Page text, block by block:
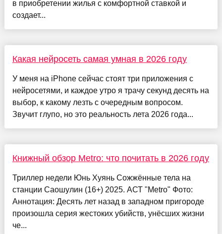
в приобретении жилья с комфортной ставкой и
создает...
Какая нейросеть самая умная в 2026 году
У меня на iPhone сейчас стоят три приложения с
нейросетями, и каждое утро я трачу секунд десять на
выбор, к какому лезть с очередным вопросом.
Звучит глупо, но это реальность лета 2026 года...
Книжный обзор Metro: что почитать в 2026 году
Триллер недели Юнь Хуянь Сожжённые тела на
станции Саошулин (16+) 2025. АСТ "Metro" Фото:
Аннотация: Десять лет назад в западном пригороде
произошла серия жестоких убийств, унёсших жизни
че...